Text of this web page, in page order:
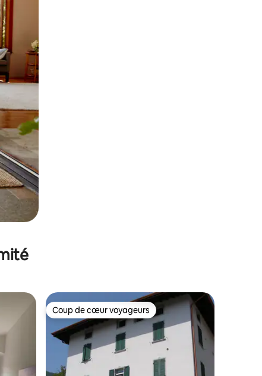
glisser.
Coup de cœur voyageurs
Coup de cœur voyageurs